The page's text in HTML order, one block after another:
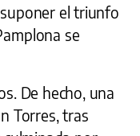
el triunfo
se
De hecho, una
Torres, tras